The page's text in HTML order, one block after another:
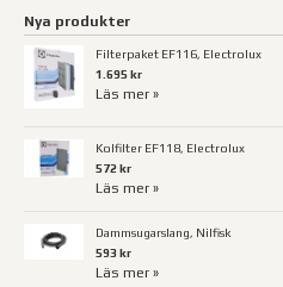
Nya produkter
Filterpaket EF116, Electrolux
1.695 kr
Läs mer »
Kolfilter EF118, Electrolux
572 kr
Läs mer »
Dammsugarslang, Nilfisk
593 kr
Läs mer »